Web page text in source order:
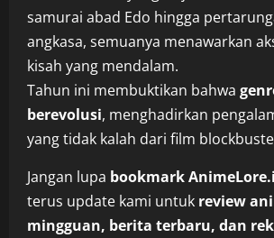
samurai abad Edo hingga
angkasa, semuanya menawarkan
kisah yang mendalam.
Tahun ini membuktikan bahwa
berevolusi, menghadirkan
yang tidak kalah dari film
Jangan lupa bookmark
terus update kami untuk review
mingguan, berita terbaru, dan